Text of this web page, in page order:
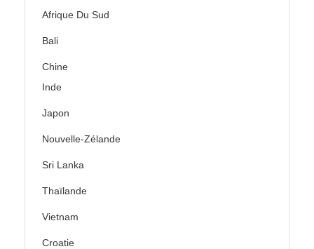
Afrique Du Sud
Bali
Chine
Inde
Japon
Nouvelle-Zélande
Sri Lanka
Thaïlande
Vietnam
Croatie